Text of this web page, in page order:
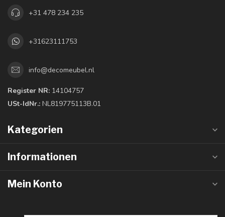
+31 478 234 235
+31623111753
info@decomeubel.nl
Register NR: 14104757
USt-IdNr.: NL819775113B.01
Kategorien
Informationen
Mein Konto